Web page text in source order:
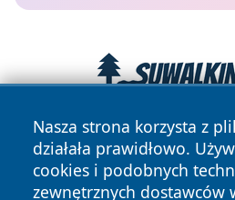
Nasza strona korzysta z
działała prawidłowo.
cookies i podobnych
zewnętrznych dostawców